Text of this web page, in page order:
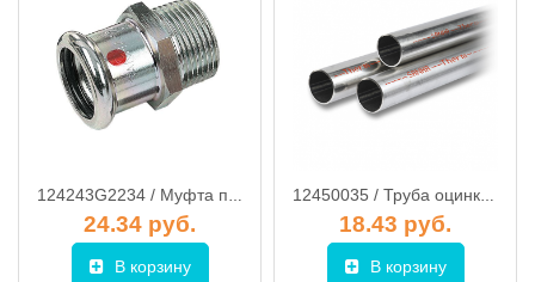
124243G2234 / Муфта переходная с наружной резьбой 22 х 3/4" ВПр-НР, сталь оцинкованная, SANHA
24.34 руб.
В корзину
12450035 / Труба оцинкованная 35х1,5, SANHA
18.43 руб.
В корзину